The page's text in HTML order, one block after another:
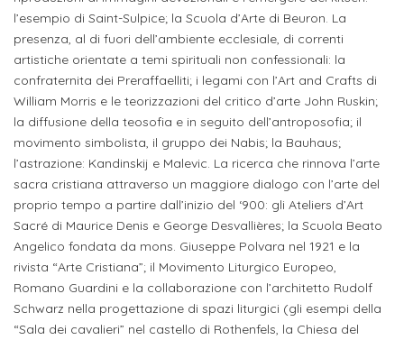
Missione
ITALIANA
DELLA
CULTURA
BGBS2023
RETE
DI
COLLABORAZIONE
Istituzioni
Amministrazioni
Arti
Applicate
DOTTORATI
RICERCA
Arti
e
Umanesimo
Tecnologico
LIVELLI
DI
Laboratori
e
sede
Servizio
di
stampa
Biblioteca
Alloggi
Modulistica
Aziende
convenzionate
FSL
e
attività
per
gli
Istituti
Superiori
INCONTRIAMOCI
IN
TUTTA
ITALIA
Fiere
e
l’esempio di Saint-Sulpice; la Scuola d’Arte di Beuron. La
presenza, al di fuori dell’ambiente ecclesiale, di correnti
artistiche orientate a temi spirituali non confessionali: la
confraternita dei Preraffaelliti; i legami con l’Art and Crafts di
William Morris e le teorizzazioni del critico d’arte John Ruskin;
la diffusione della teosofia e in seguito dell’antroposofia; il
movimento simbolista, il gruppo dei Nabis; la Bauhaus;
l’astrazione: Kandinskij e Malevic. La ricerca che rinnova l’arte
sacra cristiana attraverso un maggiore dialogo con l’arte del
proprio tempo a partire dall’inizio del ‘900: gli Ateliers d’Art
Sacré di Maurice Denis e George Desvallières; la Scuola Beato
Angelico fondata da mons. Giuseppe Polvara nel 1921 e la
rivista “Arte Cristiana”; il Movimento Liturgico Europeo,
Romano Guardini e la collaborazione con l’architetto Rudolf
Schwarz nella progettazione di spazi liturgici (gli esempi della
“Sala dei cavalieri” nel castello di Rothenfels, la Chiesa del